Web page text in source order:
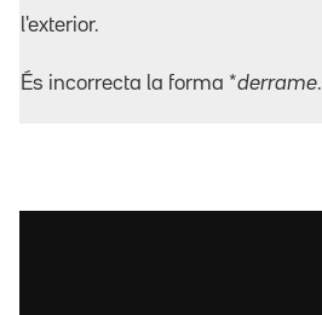
l'exterior.
És incorrecta la forma *derrame.